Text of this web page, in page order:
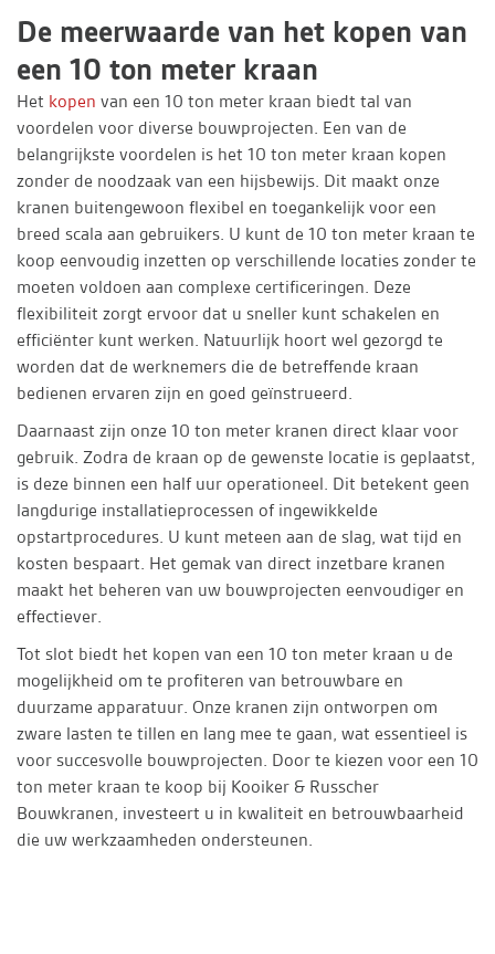
De meerwaarde van het kopen van
een 10 ton meter kraan
Het kopen van een 10 ton meter kraan biedt tal van
voordelen voor diverse bouwprojecten. Een van de
belangrijkste voordelen is het 10 ton meter kraan kopen
zonder de noodzaak van een hijsbewijs. Dit maakt onze
kranen buitengewoon flexibel en toegankelijk voor een
breed scala aan gebruikers. U kunt de 10 ton meter kraan te
koop eenvoudig inzetten op verschillende locaties zonder te
moeten voldoen aan complexe certificeringen. Deze
flexibiliteit zorgt ervoor dat u sneller kunt schakelen en
efficiënter kunt werken. Natuurlijk hoort wel gezorgd te
worden dat de werknemers die de betreffende kraan
bedienen ervaren zijn en goed geïnstrueerd.
Daarnaast zijn onze 10 ton meter kranen direct klaar voor
gebruik. Zodra de kraan op de gewenste locatie is geplaatst,
is deze binnen een half uur operationeel. Dit betekent geen
langdurige installatieprocessen of ingewikkelde
opstartprocedures. U kunt meteen aan de slag, wat tijd en
kosten bespaart. Het gemak van direct inzetbare kranen
maakt het beheren van uw bouwprojecten eenvoudiger en
effectiever.
Tot slot biedt het kopen van een 10 ton meter kraan u de
mogelijkheid om te profiteren van betrouwbare en
duurzame apparatuur. Onze kranen zijn ontworpen om
zware lasten te tillen en lang mee te gaan, wat essentieel is
voor succesvolle bouwprojecten. Door te kiezen voor een 10
ton meter kraan te koop bij Kooiker & Russcher
Bouwkranen, investeert u in kwaliteit en betrouwbaarheid
die uw werkzaamheden ondersteunen.